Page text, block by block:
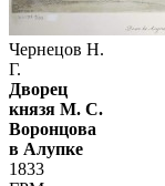
Чернецов Н.
Г.
Дворец
князя М. С.
Воронцова
в Алупке
1833